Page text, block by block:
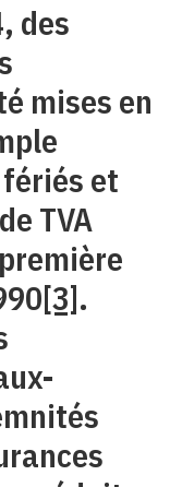
des
mises en
et
TVA
[3].